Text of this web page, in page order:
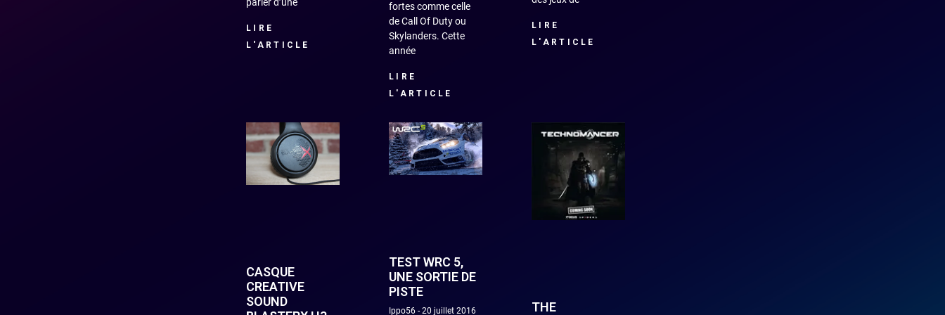
LIRE
L'ARTICLE
fortes comme celle
de Call Of Duty ou
Skylanders. Cette
année
LIRE
L'ARTICLE
LIRE
L'ARTICLE
CASQUE
CREATIVE
SOUND
TEST WRC 5,
UNE SORTIE DE
PISTE
Ippo56 20 juillet 2016
THE